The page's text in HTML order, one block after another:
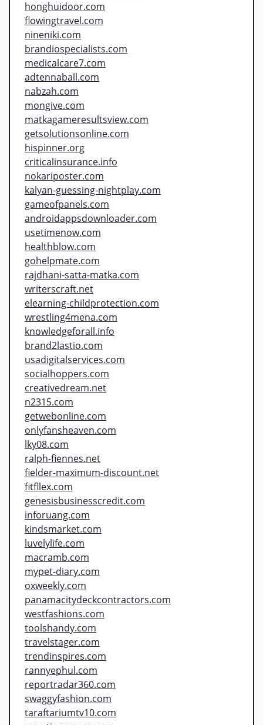
honghuidoor.com
flowingtravel.com
nineniki.com
brandiospecialists.com
medicalcare7.com
adtennaball.com
nabzah.com
mongive.com
matkagameresultsview.com
getsolutionsonline.com
hispinner.org
criticalinsurance.info
nokariposter.com
kalyan-guessing-nightplay.com
gameofpanels.com
androidappsdownloader.com
usetimenow.com
healthblow.com
gohelpmate.com
rajdhani-satta-matka.com
writerscraft.net
elearning-childprotection.com
wrestling4mena.com
knowledgeforall.info
brand2lastio.com
usadigitalservices.com
socialhoppers.com
creativedream.net
n2315.com
getwebonline.com
onlyfansheaven.com
lky08.com
ralph-fiennes.net
fielder-maximum-discount.net
fitfllex.com
genesisbusinesscredit.com
inforuang.com
kindsmarket.com
luvelylife.com
macramb.com
mypet-diary.com
oxweekly.com
panamacitydeckcontractors.com
westfashions.com
toolshandy.com
travelstager.com
trendinspires.com
rannyephul.com
reportradar360.com
swaggyfashion.com
taraftariumtv10.com